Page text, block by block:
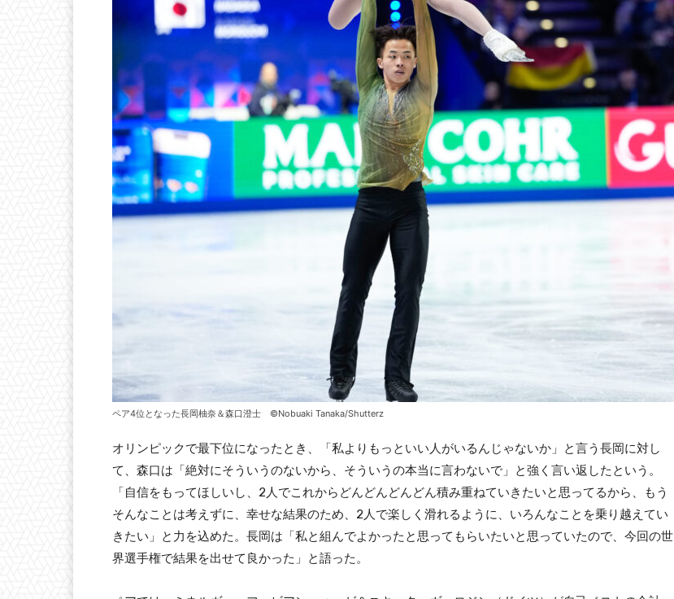
ペア4位となった長岡柚奈＆森口澄士 ©Nobuaki Tanaka/Shutterz
オリンピックで最下位になったとき、「私よりもっといい人がいるんじゃないか」と言う長岡に対し
て、森口は「絶対にそういうのないから、そういうの本当に言わないで」と強く言い返したという。
「自信をもってほしいし、2人でこれからどんどんどんどん積み重ねていきたいと思ってるから、もう
そんなことは考えずに、幸せな結果のため、2人で楽しく滑れるように、いろんなことを乗り越えてい
きたい」と力を込めた。長岡は「私と組んでよかったと思ってもらいたいと思っていたので、今回の世
界選手権で結果を出せて良かった」と語った。